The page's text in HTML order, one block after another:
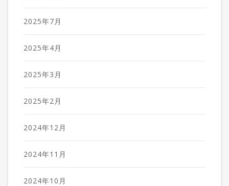
2025年7月
2025年4月
2025年3月
2025年2月
2024年12月
2024年11月
2024年10月